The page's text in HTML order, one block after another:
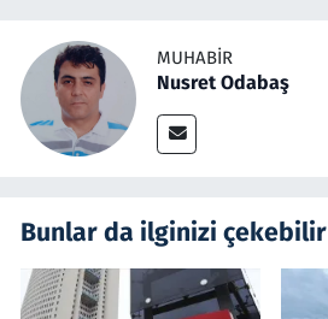
MUHABIR
Nusret Odabaş
Bunlar da ilginizi çekebilir